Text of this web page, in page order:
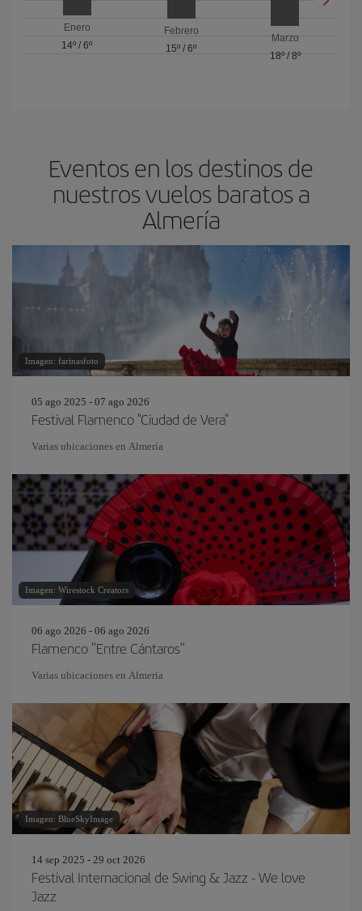
Enero
14º /6º
Febrero
15º / 6º
Marzo
18º/ 8º
Eventos en los destinos de
nuestros vuelos baratos a
Almería
Imagen: farinasfoto
05 ago 2025 - 07 ago 2026
Festival Flamenco "Ciudad de Vera"
Varias ubicaciones en Almería
Imagen: Wirestock Creators
06 ago 2026 - 06 ago 2026
Flamenco “Entre Cántaros”
Varias ubicaciones en Almería
Imagen: BlueSkyImage
14 sep 2025 - 29 oct 2026
Festival Internacional de Swing & Jazz - We love
Jazz